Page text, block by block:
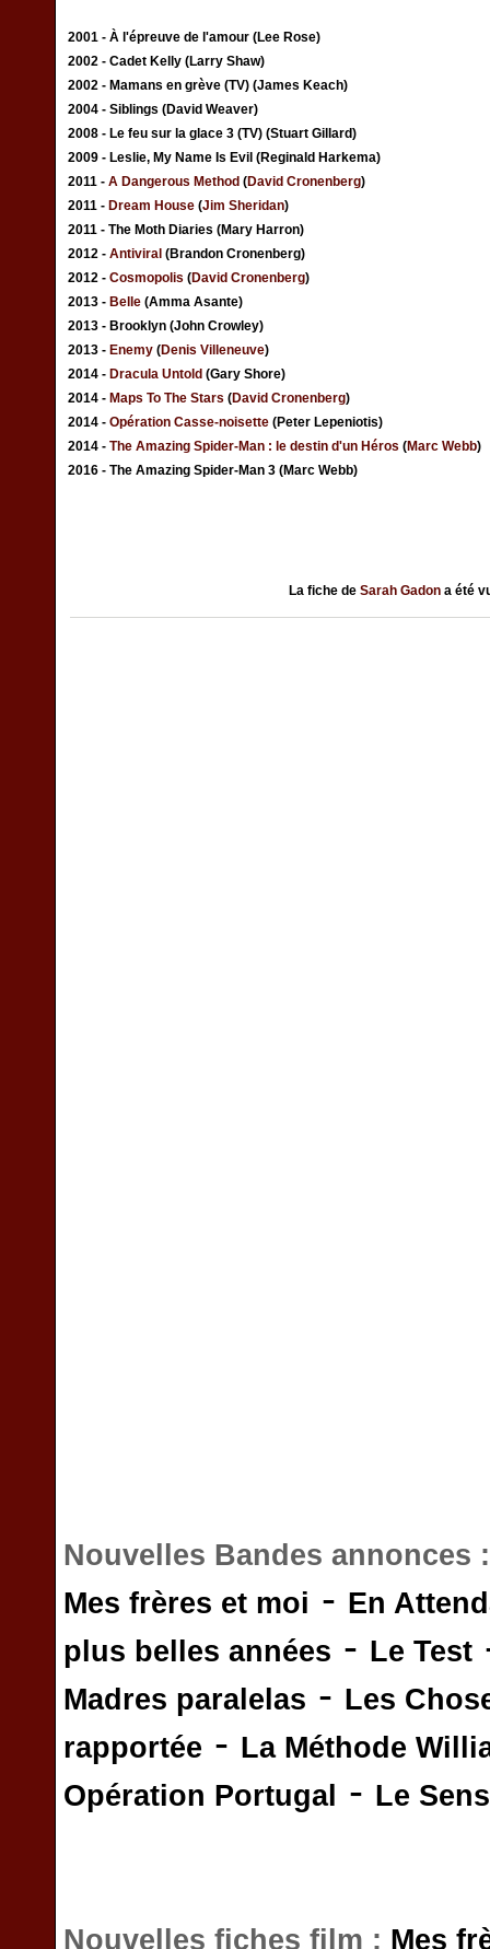
2001 - À l'épreuve de l'amour (Lee Rose)
2002 - Cadet Kelly (Larry Shaw)
2002 - Mamans en grève (TV) (James Keach)
2004 - Siblings (David Weaver)
2008 - Le feu sur la glace 3 (TV) (Stuart Gillard)
2009 - Leslie, My Name Is Evil (Reginald Harkema)
2011 - A Dangerous Method (David Cronenberg)
2011 - Dream House (Jim Sheridan)
2011 - The Moth Diaries (Mary Harron)
2012 - Antiviral (Brandon Cronenberg)
2012 - Cosmopolis (David Cronenberg)
2013 - Belle (Amma Asante)
2013 - Brooklyn (John Crowley)
2013 - Enemy (Denis Villeneuve)
2014 - Dracula Untold (Gary Shore)
2014 - Maps To The Stars (David Cronenberg)
2014 - Opération Casse-noisette (Peter Lepeniotis)
2014 - The Amazing Spider-Man : le destin d'un Héros (Marc Webb)
2016 - The Amazing Spider-Man 3 (Marc Webb)
La fiche deSarah Gadon a été
Nouvelles Bandes annonces
Mes frères et moi - En
plus belles années - Le Test
Madres paralelas - Les
rapportée - La Méthode
Opération Portugal
- Le
Nouvelles fiches film : Mes